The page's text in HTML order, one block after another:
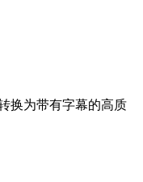
换为带有字幕的高质